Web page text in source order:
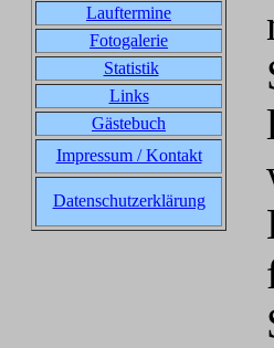
Lauftermine
Fotogalerie
Statistik
Links
Gästebuch
Impressum / Kontakt
Datenschutzerklärung